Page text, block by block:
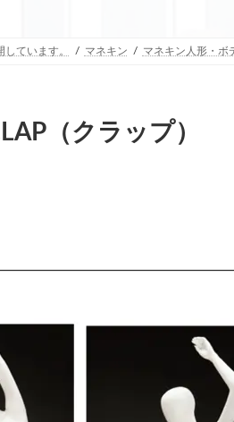
ています。 マネキン マネキン人形・ボ
（クラップ）